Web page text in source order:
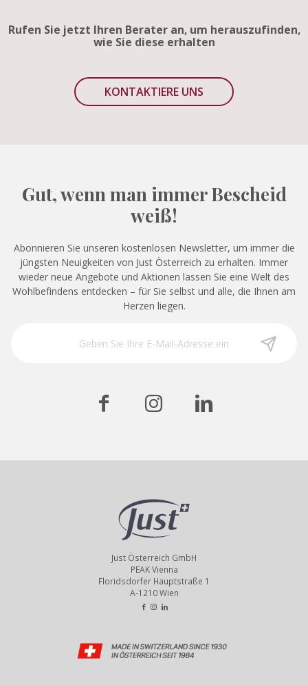
Rufen Sie jetzt Ihren Berater an, um herauszufinden,
wie Sie diese erhalten
KONTAKTIERE UNS
Gut, wenn man immer Bescheid
weiß!
Abonnieren Sie unseren kostenlosen Newsletter, um immer die
jüngsten Neuigkeiten von Just Österreich zu erhalten. Immer
wieder neue Angebote und Aktionen lassen Sie eine Welt des
Wohlbefindens entdecken – für Sie selbst und alle, die Ihnen am
Herzen liegen.
Just Österreich GmbH
PEAK Vienna
Floridsdorfer Hauptstraße 1
A-1210 Wien